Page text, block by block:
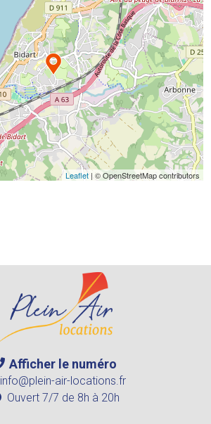
Leaflet| © OpenStreetMap contributors
Afficher le numéro
info@plein-air-locations.fr
Ouvert 7/7 de 8h à 20h